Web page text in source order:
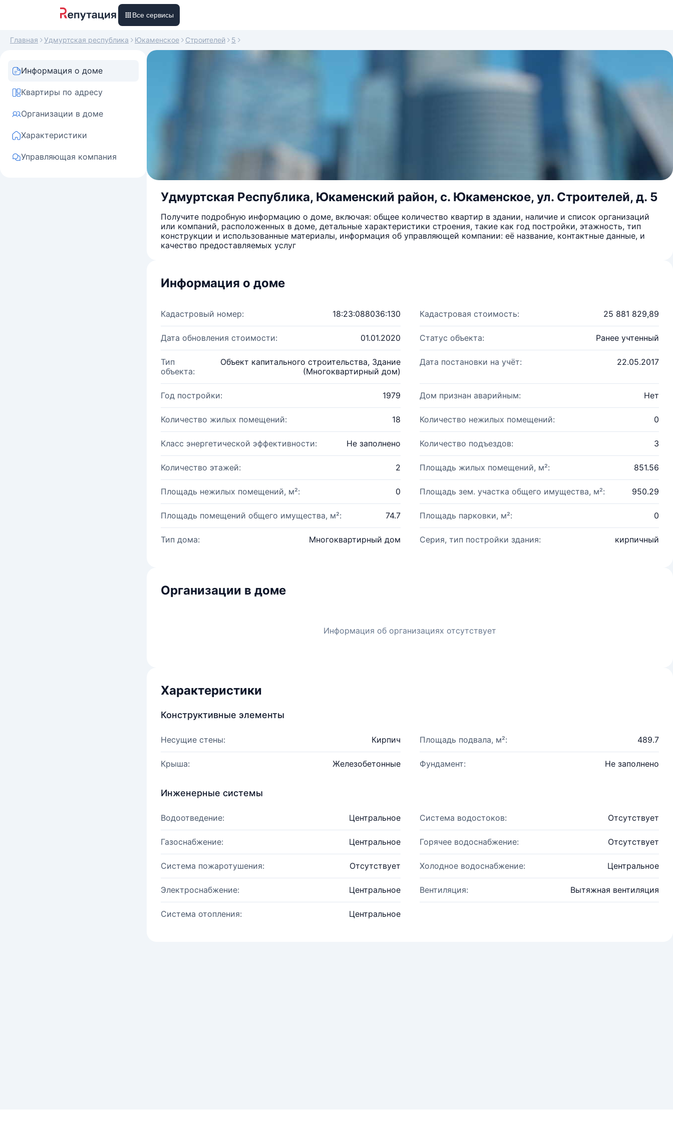
Все сервисы
Главная Удмуртская республика Юкаменское Строителей 5
Информация о доме
Квартиры по адресу
Организации в доме
Характеристики
Управляющая компания
Удмуртская Республика, Юкаменский район, с. Юкаменское, ул. Строителей, д. 5
Получите подробную информацию о доме, включая: общее количество квартир в здании, наличие и список организаций
или компаний, расположенных в доме, детальные характеристики строения, такие как год постройки, этажность, тип
конструкции и использованные материалы, информация об управляющей компании: её название, контактные данные, и
качество предоставляемых услуг
Информация о доме
Кадастровый номер: 18:23:088036:130 Кадастровая стоимость: 25 881 829,89
Дата обновления стоимости: 01.01.2020 Статус объекта: Ранее учтенный
Тип
объекта:
Объект капитального строительства, Здание
(Многоквартирный дом)
Дата постановки на учёт: 22.05.2017
Год постройки: 1979 Дом признан аварийным: Нет
Количество жилых помещений: 18 Количество нежилых помещений: 0
Класс энергетической эффективности: Не заполнено Количество подъездов: 3
Количество этажей: 2 Площадь жилых помещений, м²: 851.56
Площадь нежилых помещений, м²: 0 Площадь зем. участка общего имущества, м²: 950.29
Площадь помещений общего имущества, м²: 74.7 Площадь парковки, м²: 0
Тип дома: Многоквартирный дом Серия, тип постройки здания: кирпичный
Организации в доме
Информация об организациях отсутствует
Характеристики
Конструктивные элементы
Несущие стены: Кирпич Площадь подвала, м²: 489.7
Крыша: Железобетонные Фундамент: Не заполнено
Инженерные системы
Водоотведение: Центральное Система водостоков: Отсутствует
Газоснабжение: Центральное Горячее водоснабжение: Отсутствует
Система пожаротушения: Отсутствует Холодное водоснабжение: Центральное
Электроснабжение: Центральное Вентиляция: Вытяжная вентиляция
Система отопления: Центральное